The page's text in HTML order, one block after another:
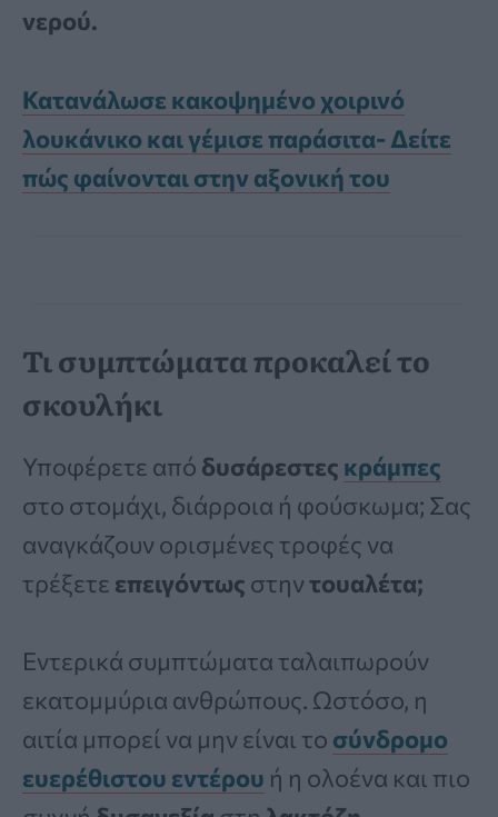
νερού.
Κατανάλωσε κακοψημένο χοιρινό
λουκάνικο και γέμισε παράσιτα- Δείτε
πώς φαίνονται στην αξονική του
Τι συμπτώματα προκαλεί το
σκουλήκι
Υποφέρετε από δυσάρεστες κράμπες
στο στομάχι, διάρροια ή φούσκωμα; Σας
αναγκάζουν ορισμένες τροφές να
τρέξετε επειγόντως στηντουαλέτα;
Εντερικά συμπτώματα ταλαιπωρούν
εκατομμύρια ανθρώπους. Ωστόσο, η
αιτία μπορεί να μην είναι το σύνδρομο
ευερέθιστου εντέρου ή η ολοένα και πιο